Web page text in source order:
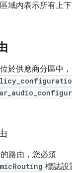
域內表示所有上下
於供應商分區中
路由，您必須
標誌設